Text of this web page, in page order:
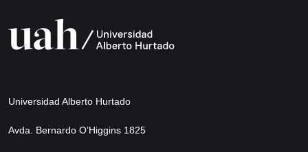
Universidad Alberto Hurtado
Avda. Bernardo O’Higgins 1825